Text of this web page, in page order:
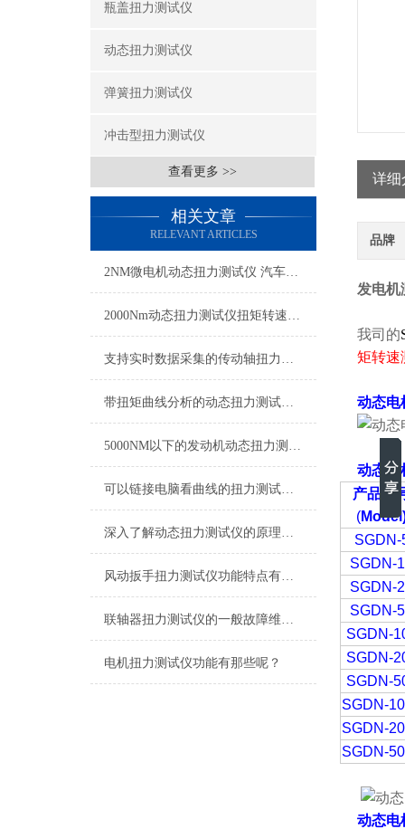
瓶盖扭力测试仪
动态扭力测试仪
弹簧扭力测试仪
冲击型扭力测试仪
查看更多 >>
相关文章
RELEVANT ARTICLES
2NM微电机动态扭力测试仪 汽车雨刮器微电机扭力测试仪
2000Nm动态扭力测试仪扭矩转速同步测量
支持实时数据采集的传动轴扭力测试仪,动态扭矩测试仪传动轴专用
带扭矩曲线分析的动态扭力测试仪 实时传输动态扭力检测仪厂家
5000NM以下的发动机动态扭力测试仪 发动机扭力转速功率测量仪带数据记录
可以链接电脑看曲线的扭力测试仪,可以直观的看数据的测电机扭力测试仪
深入了解动态扭力测试仪的原理与应用
风动扳手扭力测试仪功能特点有哪些？
联轴器扭力测试仪的一般故障维修与处理
电机扭力测试仪功能有那些呢？
详细
品牌
发电机
我司的
矩转速
动态电
动态电
产品型
(
SGDN-
SGDN-
SGDN-
SGDN-
SGDN-
SGDN-
SGDN-
SGDN-
SGDN-
SGDN-
动态电